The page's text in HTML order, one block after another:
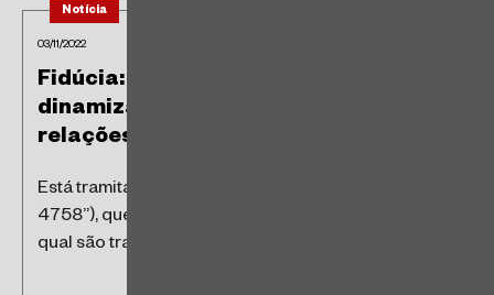
Notícia
03/11/2022
Fidúcia: o novo instrumento para
dinamizar a sucessão de bens e as
relações comerciais privadas
Está tramitando o Projeto de Lei nº 4758/2020 (“PL
4758”), que estabelece o regime da fidúcia, pelo
qual são transmitidos,...